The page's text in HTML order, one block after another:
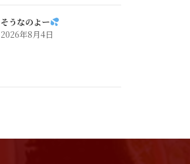
そうなのよー
2026年8月4日